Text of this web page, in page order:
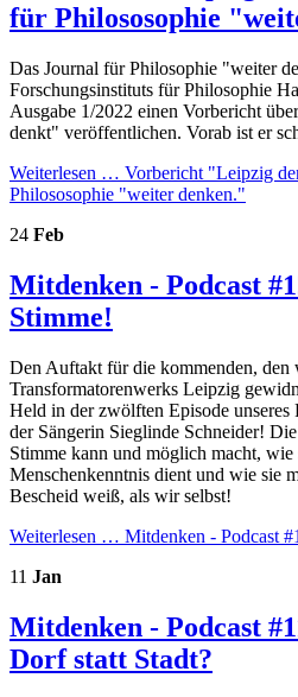
für Philososophie
Das Journal für Philosophie "weiter
Forschungsinstituts für Philosophie
Ausgabe 1/2022 einen Vorbericht
denkt" veröffentlichen. Vorab ist er
Weiterlesen … Vorbericht "Leipzig
Philososophie "weiter denken."
24 Feb
Mitdenken - Podcast
Stimme!
Den Auftakt für die kommenden,
Transformatorenwerks Leipzig
Held in der zwölften Episode
der Sängerin Sieglinde Schneider!
Stimme kann und möglich macht, wie
Menschenkenntnis dient und wie sie
Bescheid weiß, als wir selbst!
Weiterlesen … Mitdenken - Podcast
11 Jan
Mitdenken - Podcast
Dorf statt Stadt?